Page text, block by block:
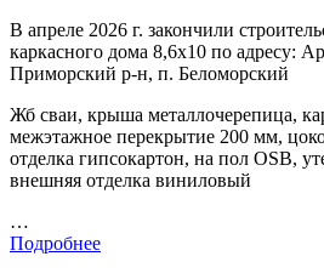
В апреле 2026 г. закончили
каркасного дома 8,6х10 по адресу:
Приморский р-н, п. Беломорский
Жб сваи, крыша металлочерепица,
межэтажное перекрытие 200 мм,
отделка гипсокартон, на пол OSB,
внешняя отделка виниловый
…
Подробнее